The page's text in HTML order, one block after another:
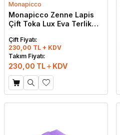
Monapicco
Monapicco Zenne Lapis
Çift Toka Lux Eva Terlik
Çift Fiyatı:
230,00 TL + KDV
Takım Fiyatı:
230,00 TL KDV